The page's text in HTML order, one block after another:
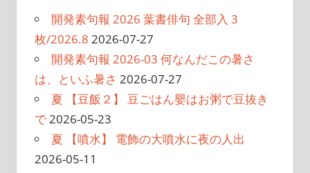
開発素句報 2026 葉書俳句 全部入 3
枚/2026.8 2026-07-27
開発素句報 2026-03 何なんだこの暑さ
は、といふ暑さ 2026-07-27
夏 【豆飯２】 豆ごはん嬰はお粥で豆抜き
で2026-05-23
夏 【噴水】 電飾の大噴水に夜の人出
2026-05-11